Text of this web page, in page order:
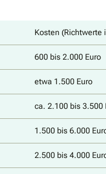
Kosten (Richtwerte
600 bis 2.000 Euro
etwa 1.500 Euro
ca. 2.100 bis 3.500
1.500 bis 6.000
2.500 bis 4.000